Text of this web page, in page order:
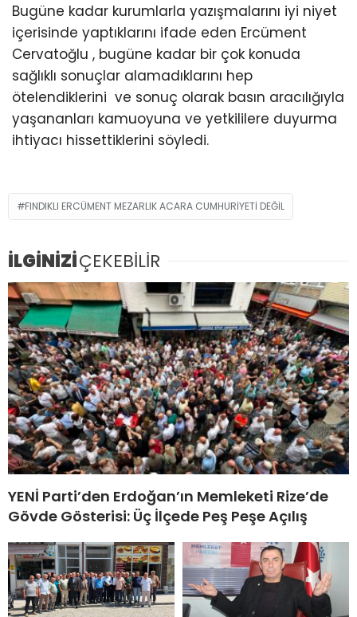
Bugüne kadar kurumlarla yazışmalarını iyi niyet
içerisinde yaptıklarını ifade eden Ercüment
Cervatoğlu , bugüne kadar bir çok konuda
sağlıklı sonuçlar alamadıklarını hep
ötelendiklerini ve sonuç olarak basın aracılığıyla
yaşananları kamuoyuna ve yetkililere duyurma
ihtiyacı hissettiklerini söyledi.
FINDIKLI ERCÜMENT MEZARLIK ACARA CUMHURIYETI DEĞIL
İLGİNİZİÇEKEBİLİR
YENİ Parti’den Erdoğan’ın Memleketi Rize’de
Gövde Gösterisi: Üç İlçede Peş Peşe Açılış